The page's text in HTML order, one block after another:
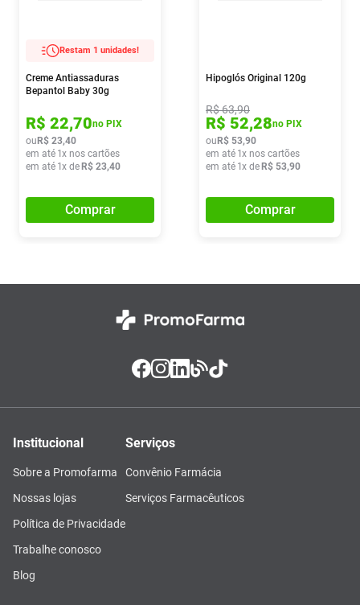
Restam 1 unidades!
Creme Antiassaduras
Bepantol Baby 30g
R$ 22,70no PIX
ou R$ 23,40
em até 1x nos cartões
em até 1x de R$ 23,40
Comprar
Hipoglós Original 120g
R$63,90
R$ 52,28no PIX
ou R$ 53,90
em até 1x nos cartões
em até 1x de R$ 53,90
Comprar
Institucional
Sobre a Promofarma
Nossas lojas
Política de Privacidade
Trabalhe conosco
Blog
Serviços
Convênio Farmácia
Serviços Farmacêuticos